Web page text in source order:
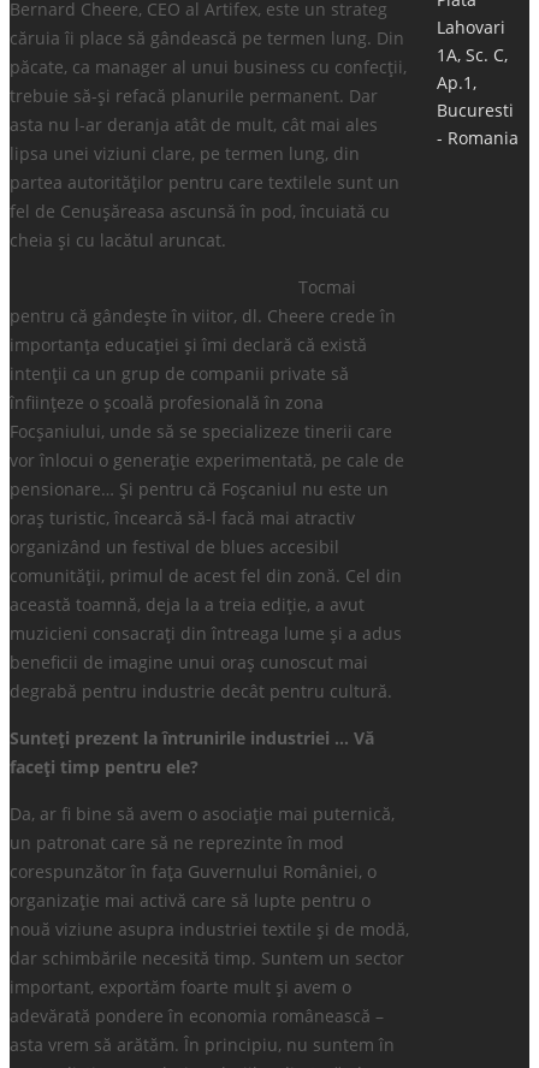
Bernard Cheere, CEO al Artifex, este un strateg
căruia îi place să gândească pe termen lung. Din
păcate, ca manager al unui business cu confecții,
trebuie să-și refacă planurile permanent. Dar
asta nu l-ar deranja atât de mult, cât mai ales
lipsa unei viziuni clare, pe termen lung, din
partea autorităților pentru care textilele sunt un
fel de Cenușăreasa ascunsă în pod, încuiată cu
cheia și cu lacătul aruncat.
Tocmai
pentru că gândește în viitor, dl. Cheere crede în
importanța educației și îmi declară că există
intenții ca un grup de companii private să
înființeze o școală profesională în zona
Focșaniului, unde să se specializeze tinerii care
vor înlocui o generație experimentată, pe cale de
pensionare… Și pentru că Foșcaniul nu este un
oraș turistic, încearcă să-l facă mai atractiv
organizând un festival de blues accesibil
comunității, primul de acest fel din zonă. Cel din
această toamnă, deja la a treia ediție, a avut
muzicieni consacrați din întreaga lume și a adus
beneficii de imagine unui oraș cunoscut mai
degrabă pentru industrie decât pentru cultură.
Sunteți prezent la întrunirile industriei … Vă
faceți timp pentru ele?
Da, ar fi bine să avem o asociație mai puternică,
un patronat care să ne reprezinte în mod
corespunzător în fața Guvernului României, o
organizație mai activă care să lupte pentru o
nouă viziune asupra industriei textile și de modă,
dar schimbările necesită timp. Suntem un sector
important, exportăm foarte mult și avem o
adevărată pondere în economia românească –
asta vrem să arătăm. În principiu, nu suntem în
Lahovari
1A, Sc. C,
Ap.1,
Bucuresti
- Romania